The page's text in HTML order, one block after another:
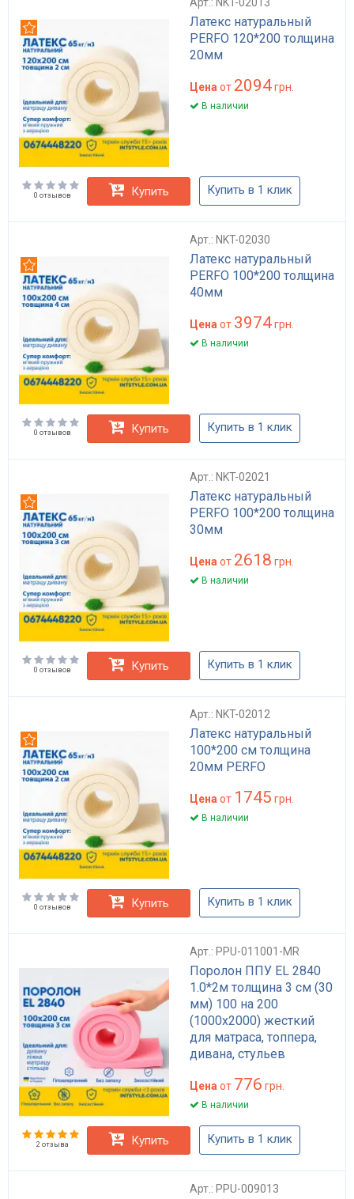
Латекс натуральный
PERFO 120*200 толщина
20мм
Цена от 2094грн.
В наличии
0 отзывов Купить Купить в 1 клик
Арт.: NKT-02030
Латекс натуральный
PERFO 100*200 толщина
40мм
Цена от 3974грн.
В наличии
0 отзывов Купить Купить в 1 клик
Арт.: NKT-02021
Латекс натуральный
PERFO 100*200 толщина
30мм
Цена от 2618 грн.
В наличии
0 отзывов Купить Купить в 1 клик
Арт.: NKT-02012
Латекс натуральный
100*200 см толщина
20мм PERFO
Цена от 1745 грн.
В наличии
0 отзывов Купить Купить в 1 клик
Арт.: PPU-011001-MR
Поролон ППУ EL 2840
1.0*2м толщина 3 см (30
мм) 100 на 200
(1000х2000) жесткий
для матраса, топпера,
дивана, стульев
Цена от 776 грн.
В наличии
2 отзыва Купить Купить в 1 клик
Арт.: PPU-009013